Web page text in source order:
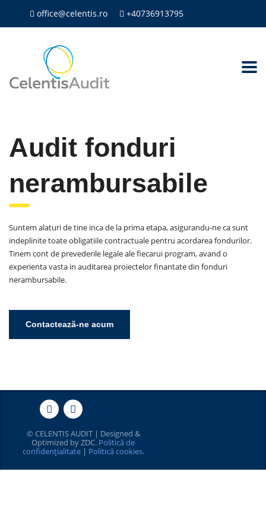
office@celentis.ro +40736913795
Audit fonduri
nerambursabile
Suntem alaturi de tine inca de la prima etapa, asigurandu-ne ca sunt
indeplinite toate obligatiile contractuale pentru acordarea fondurilor.
Tinem cont de prevederile legale ale fiecarui program, avand o
experienta vasta in auditarea proiectelor finantate din fonduri
nerambursabile.
Contactează-ne acum
© CELENTIS AUDIT | Designed &
Optimized byZDC. Politică de
confidențialitate| Politică cookies.